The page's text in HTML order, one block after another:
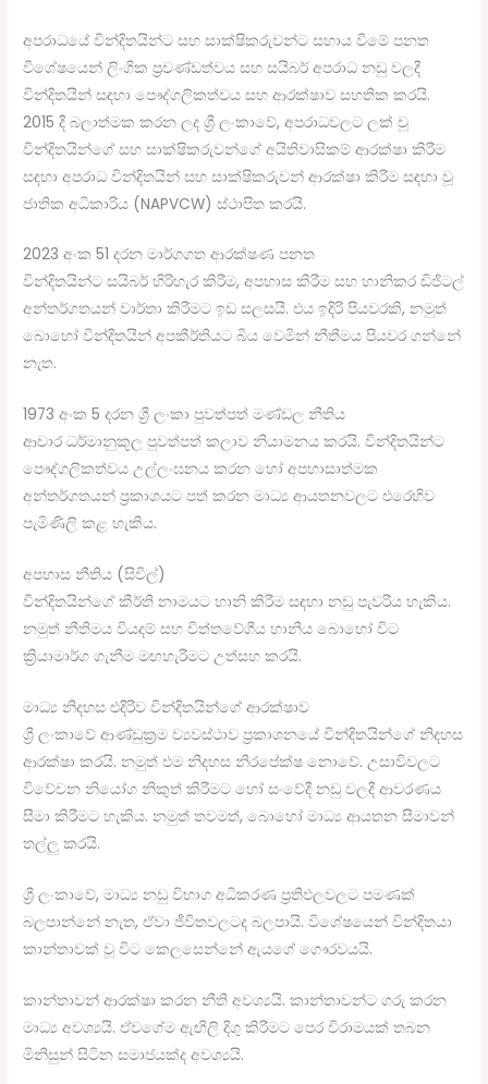
අපරාධයේ වින්දිතයින්ට සහ සාක්ෂිකරුවන්ට සහාය වීමේ පනත
විශේෂයෙන් ලිංගික ප්‍රචණ්ඩත්වය සහ සයිබර් අපරාධ නඩු වලදී
වින්දිතයින් සඳහා පෞද්ගලිකත්වය සහ ආරක්ෂාව සහතික කරයි.
2015 දී බලාත්මක කරන ලද ශ්‍රී ලංකාවේ, අපරාධවලට ලක් වූ
වින්දිතයින්ගේ සහ සාක්ෂිකරුවන්ගේ අයිතිවාසිකම් ආරක්ෂා කිරීම
සඳහා අපරාධ වින්දිතයින් සහ සාක්ෂිකරුවන් ආරක්ෂා කිරීම සඳහා වූ
ජාතික අධිකාරිය (NAPVCW) ස්ථාපිත කරයි.
2023 අංක 51 දරන මාර්ගගත ආරක්ෂණ පනත
වින්දිතයින්ට සයිබර් හිරිහැර කිරීම, අපහාස කිරීම සහ හානිකර ඩිජිටල්
අන්තර්ගතයන් වාර්තා කිරීමට ඉඩ සලසයි. එය ඉදිරි පියවරකි, නමුත්
බොහෝ වින්දිතයින් අපකීර්තියට බිය වෙමින් නීතීමය පියවර ගන්නේ
නැත.
1973 අංක 5 දරන ශ්‍රී ලංකා පුවත්පත් මණ්ඩල නීතිය
ආචාර ධර්මානුකූල පුවත්පත් කලාව නියාමනය කරයි. වින්දිතයින්ට
පෞද්ගලිකත්වය උල්ලංඝනය කරන හෝ අපහාසාත්මක
අන්තර්ගතයන් ප්‍රකාශයට පත් කරන මාධ්‍ය ආයතනවලට එරෙහිව
පැමිණිලි කළ හැකිය.
අපහාස නීතිය (සිවිල්)
වින්දිතයින්ගේ කීර්ති නාමයට හානි කිරීම සඳහා නඩු පැවරිය හැකිය.
නමුත් නීතිමය වියදම් සහ චිත්තවේගීය හානිය බොහෝ විට
ක්‍රියාමාර්ග ගැනීම මඟහැරීමට උත්සහ කරයි.
මාධ්‍ය නිදහස එදිරිව වින්දිතයින්ගේ ආරක්ෂාව
ශ්‍රී ලංකාවේ ආණ්ඩුක්‍රම ව්‍යවස්ථාව ප්‍රකාශනයේ වින්දිතයින්ගේ නිදහස
ආරක්ෂා කරයි. නමුත් එම නිදහස නිරපේක්ෂ නොවේ. උසාවිවලට
විවේචන නියෝග නිකුත් කිරීමට හෝ සංවේදී නඩු වලදී ආවරණය
සීමා කිරීමට හැකිය. නමුත් තවමත්, බොහෝ මාධ්‍ය ආයතන සීමාවන්
තල්ලු කරයි.
ශ්‍රී ලංකාවේ, මාධ්‍ය නඩු විභාග අධිකරණ ප්‍රතිඵලවලට පමණක්
බලපාන්නේ නැත, ඒවා ජීවිතවලටද බලපායි. විශේෂයෙන් වින්දිතයා
කාන්තාවක් වූ විට කෙලසෙන්නේ ඇයගේ ගෞරවයයි.
කාන්තාවන් ආරක්ෂා කරන නීති අවශ්‍යයි. කාන්තාවන්ට ගරු කරන
මාධ්‍ය අවශ්‍යයි. ඒවගේම ඇඟිලි දිගු කිරීමට පෙර විරාමයක් තබන
මිනිසුන් සිටින සමාජයක්ද අවශ්‍යයි.